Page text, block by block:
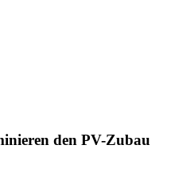
den PV-Zubau